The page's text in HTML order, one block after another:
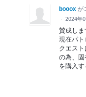
booox が
· 2024年
賛成しま
現在パ
クエス
の為、
を購入す